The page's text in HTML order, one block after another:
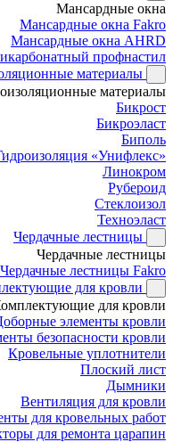
Мансардные окна
Мансардные окна Fakro
Мансардные окна AHRD
профнастил
материалы
материалы
Бикрост
Бикроэласт
Биполь
«Унифлекс»
Линокром
Рубероид
Стеклоизол
Техноэласт
Чердачные лестницы
Чердачные лестницы
Чердачные лестницы Fakro
для кровли
для кровли
элементы кровли
безопасности кровли
Кровельные уплотнители
Плоский лист
Дымники
Вентиляция для кровли
для кровельных работ
для ремонта царапин